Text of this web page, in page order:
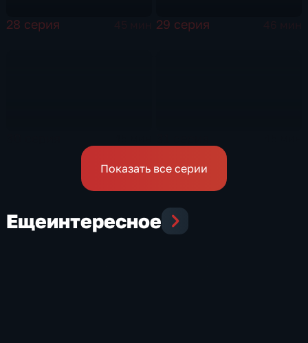
28 серия 29 серия
Показать все серии
Ещеинтересное